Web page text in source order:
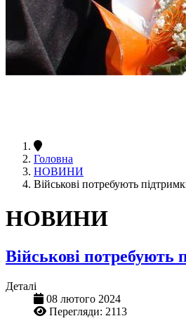
Головна
НОВИНИ
Військові потребують
НОВИНИ
Військові потребують
Деталі
08 лютого 2024
Перегляди: 2113